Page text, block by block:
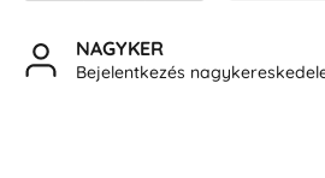
NAGYKER
Bejelentkezés